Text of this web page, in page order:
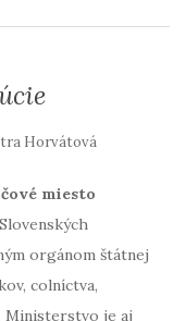
Horvátová
miesto
orgánom štátnej
colníctva,
Ministerstvo je aj